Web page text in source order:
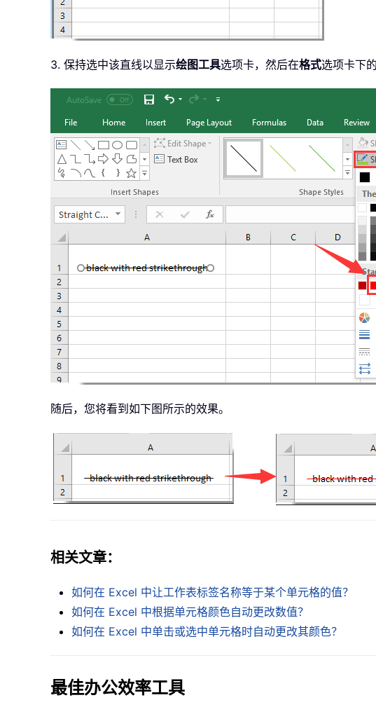
3. 保持选中该直线以显示绘图工具选项卡，然后在格式选项卡下的
随后，您将看到如下图所示的效果。
相关文章：
如何在 Excel 中让工作表标签名称等于某个单元格的值？
如何在 Excel 中根据单元格颜色自动更改数值？
如何在 Excel 中单击或选中单元格时自动更改其颜色？
最佳办公效率工具